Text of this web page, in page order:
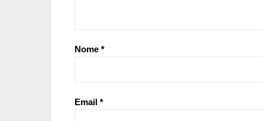
Nome *
Email *